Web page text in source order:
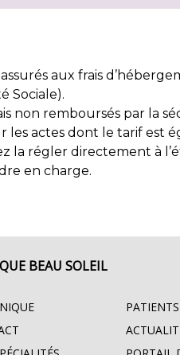
aux frais
Sociale).
non remboursés par la
les actes dont le tarif est
la régler directement à
en charge.
BEAU SOLEIL
PATIENTS